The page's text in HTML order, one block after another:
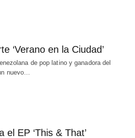
‘Verano en la Ciudad’
de pop latino y ganadora del
nuevo…
el EP ‘This & That’